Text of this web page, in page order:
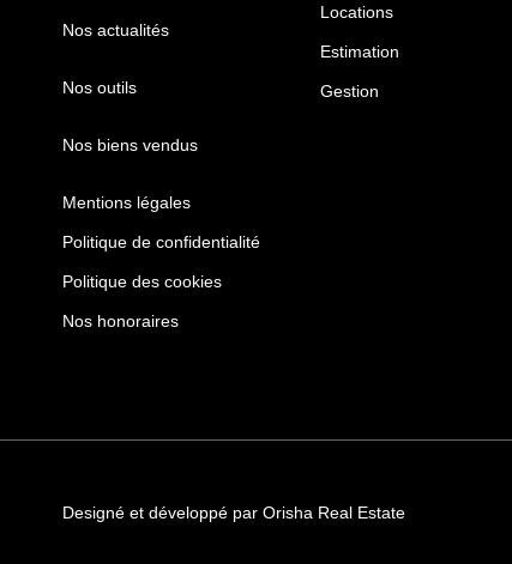
Nos actualités
Nos outils
Nos biens vendus
Mentions légales
Politique de confidentialité
Politique des cookies
Nos honoraires
Locations
Estimation
Gestion
Designé et développé par Orisha Real Estate